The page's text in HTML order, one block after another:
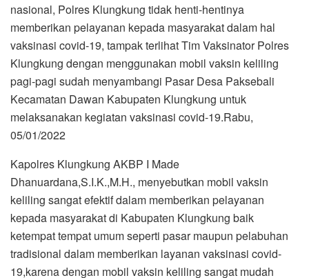
nasional, Polres Klungkung tidak henti-hentinya
memberikan pelayanan kepada masyarakat dalam hal
vaksinasi covid-19, tampak terlihat Tim Vaksinator Polres
Klungkung dengan menggunakan mobil vaksin keliling
pagi-pagi sudah menyambangi Pasar Desa Paksebali
Kecamatan Dawan Kabupaten Klungkung untuk
melaksanakan kegiatan vaksinasi covid-19.Rabu,
05/01/2022
Kapolres Klungkung AKBP I Made
Dhanuardana,S.I.K.,M.H., menyebutkan mobil vaksin
keliling sangat efektif dalam memberikan pelayanan
kepada masyarakat di Kabupaten Klungkung baik
ketempat tempat umum seperti pasar maupun pelabuhan
tradisional dalam memberikan layanan vaksinasi covid-
19,karena dengan mobil vaksin keliling sangat mudah